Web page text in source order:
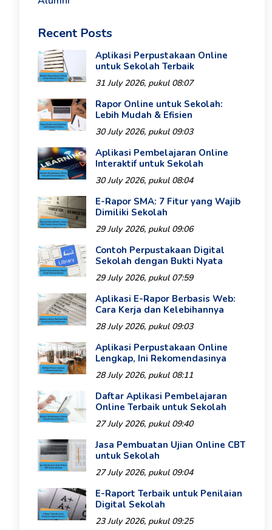
Recent Posts
Aplikasi Perpustakaan Online
untuk Sekolah Terbaik
31 July 2026, pukul 08:07
Rapor Online untuk Sekolah:
Lebih Mudah & Efisien
30 July 2026, pukul 09:03
Aplikasi Pembelajaran Online
Interaktif untuk Sekolah
30 July 2026, pukul 08:04
E-Rapor SMA: 7 Fitur yang Wajib
Dimiliki Sekolah
29 July 2026, pukul 09:06
Contoh Perpustakaan Digital
Sekolah dengan Bukti Nyata
29 July 2026, pukul 07:59
Aplikasi E-Rapor Berbasis Web:
Cara Kerja dan Kelebihannya
28 July 2026, pukul 09:03
Aplikasi Perpustakaan Online
Lengkap, Ini Rekomendasinya
28 July 2026, pukul 08:11
Daftar Aplikasi Pembelajaran
Online Terbaik untuk Sekolah
27 July 2026, pukul 09:40
Jasa Pembuatan Ujian Online CBT
untuk Sekolah
27 July 2026, pukul 09:04
E-Raport Terbaik untuk Penilaian
Digital Sekolah
23 July 2026, pukul 09:25